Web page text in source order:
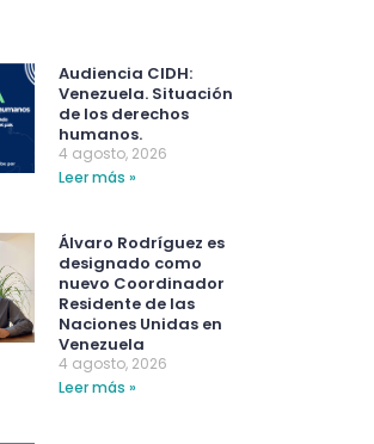
Audiencia CIDH:
Venezuela. Situación
de los derechos
humanos.
4 agosto, 2026
Leer más »
Álvaro Rodríguez es
designado como
nuevo Coordinador
Residente de las
Naciones Unidas en
Venezuela
4 agosto, 2026
Leer más »